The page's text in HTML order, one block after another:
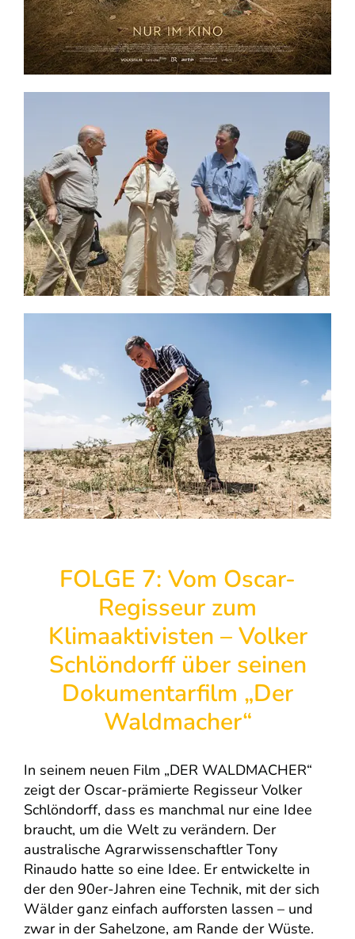
FOLGE 7: Vom Oscar-
Regisseur zum
Klimaaktivisten – Volker
Schlöndorff über seinen
Dokumentarfilm „Der
Waldmacher“
In seinem neuen Film „DER WALDMACHER“
zeigt der Oscar-prämierte Regisseur Volker
Schlöndorff, dass es manchmal nur eine Idee
braucht, um die Welt zu verändern. Der
australische Agrarwissenschaftler Tony
Rinaudo hatte so eine Idee. Er entwickelte in
der den 90er-Jahren eine Technik, mit der sich
Wälder ganz einfach aufforsten lassen – und
zwar in der Sahelzone, am Rande der Wüste.